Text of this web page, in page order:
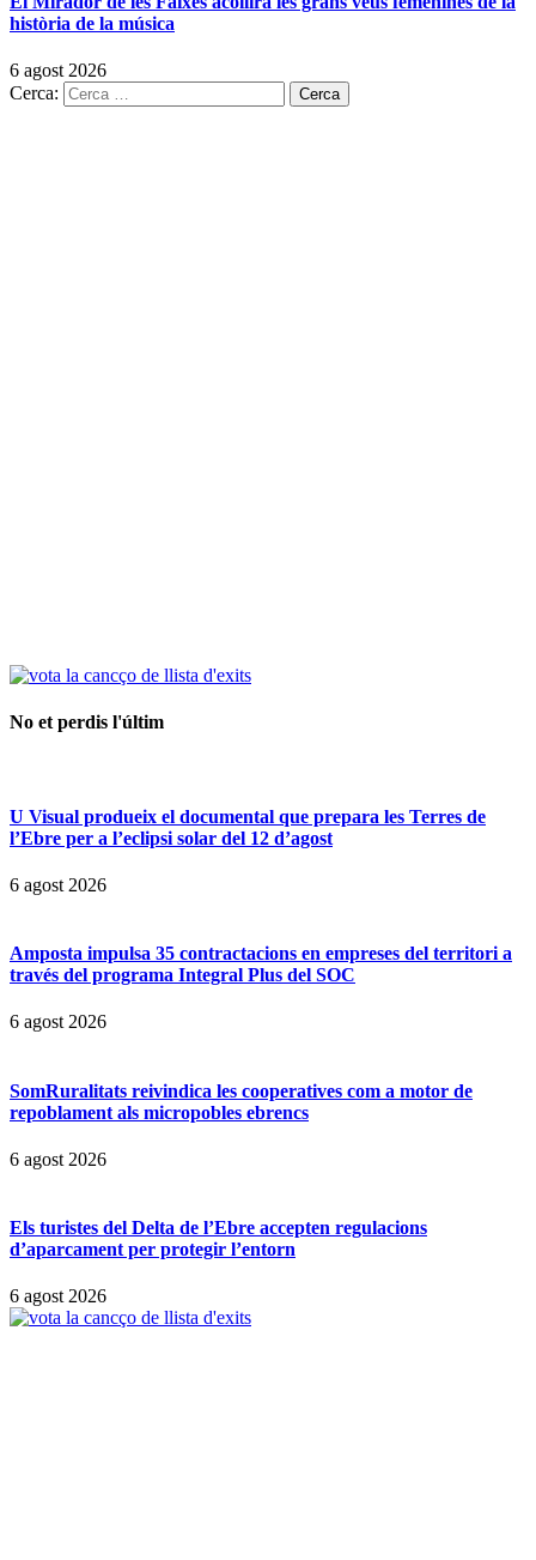
història de la música
6 agost 2026
Cerca:
No et perdis l'últim
U Visual produeix el documental que prepara les Terres de
l’Ebre per a l’eclipsi solar del 12 d’agost
6 agost 2026
Amposta impulsa 35 contractacions en empreses del territori a
través del programa Integral Plus del SOC
6 agost 2026
SomRuralitats reivindica les cooperatives com a motor de
repoblament als micropobles ebrencs
6 agost 2026
Els turistes del Delta de l’Ebre accepten regulacions
d’aparcament per protegir l’entorn
6 agost 2026